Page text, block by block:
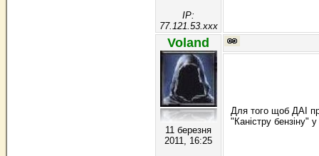
IP:
77.121.53.xxx
Voland
11 березня
2011, 16:25
Для того щоб ДАІ
"Каністру бензіну"